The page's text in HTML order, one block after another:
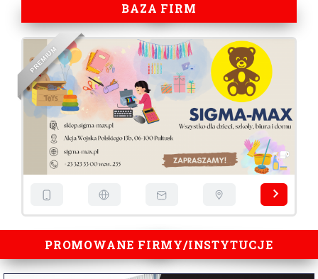
BAZA FIRM
PREM
I
UM
PROMOWANE FIRMY/INSTYTUCJE